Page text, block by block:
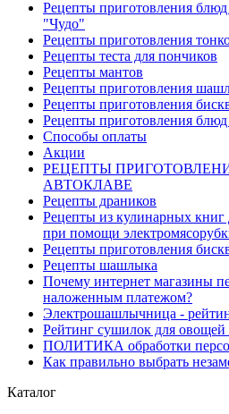
Рецепты приготовления блюд
"Чудо"
Рецепты приготовления
Рецепты теста для пончиков
Рецепты мантов
Рецепты приготовления
Рецепты приготовления
Рецепты приготовления блюд
Способы оплаты
Акции
РЕЦЕПТЫ
АВТОКЛАВЕ
Рецепты драников
Рецепты из кулинарных книг
при помощи
Рецепты приготовления
Рецепты шашлыка
Почему интернет магазины
наложенным платежом?
Электрошашлычница -
Рейтинг сушилок для овощей
ПОЛИТИКА обработки
Как правильно выбрать
Каталог